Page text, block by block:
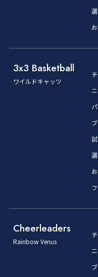
3x3 Basketball
ワイルドキャッツ
Cheerleaders
Rainbow Venus